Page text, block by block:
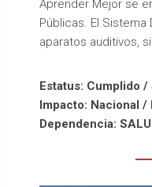
Aprender Mejor se
Públicas. El Sistema
aparatos auditivos,
Estatus: Cumplido
Impacto: Nacional /
Dependencia: